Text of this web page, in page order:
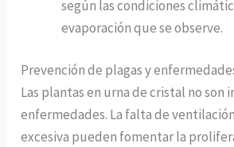
según las condiciones
evaporación que se observe.
Prevención de plagas y
Las plantas en urna de cristal no son
enfermedades. La falta de
excesiva pueden fomentar la